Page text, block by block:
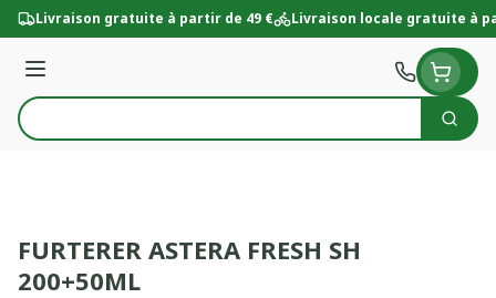
Aller au contenu
Livraison gratuite à partir de 49 € Livraison locale gratuite à
Menu
Rechercher
FURTERER ASTERA FRESH SH
200+50ML